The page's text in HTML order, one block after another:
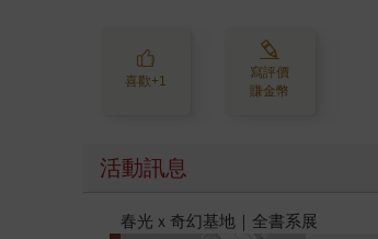
喜歡+1
寫評價
賺金幣
活動訊息